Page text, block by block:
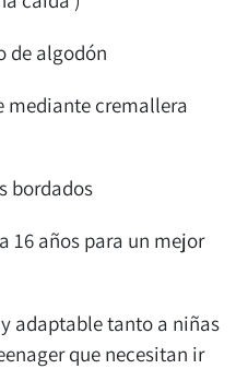
de algodón
mediante cremallera
bordados
16 años para un mejor
adaptable tanto a niñas
que necesitan ir